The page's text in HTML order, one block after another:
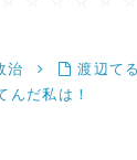
治
渡辺て
んだ私は！